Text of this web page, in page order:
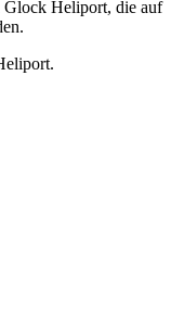
Glock Heliport, die auf